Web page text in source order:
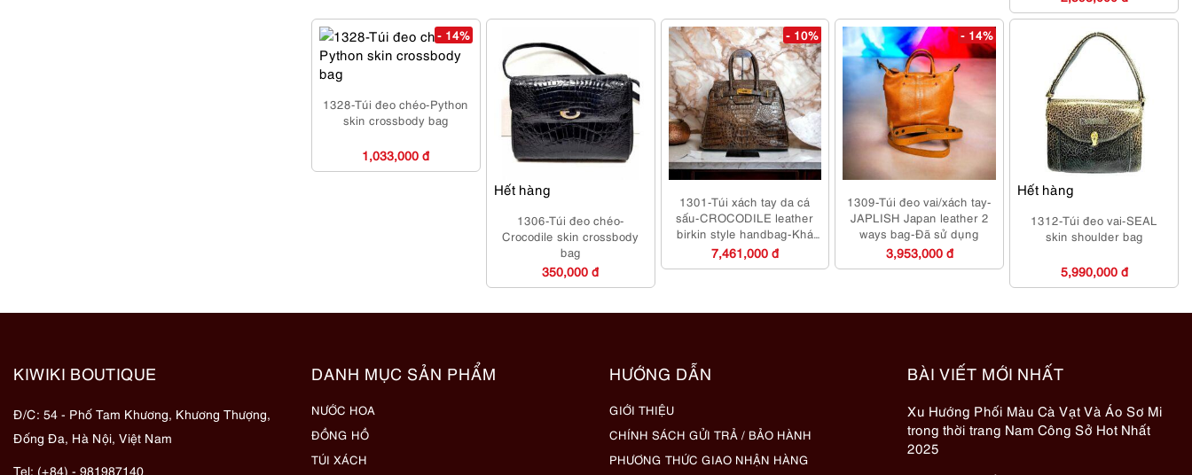
- 14%
1328-Túi đeo chéo-Python
skin crossbody bag
1,033,000 đ
Hết hàng
1306-Túi đeo chéo-
Crocodile skin crossbody
bag
350,000 đ
- 10%
1301-Túi xách tay da cá
sấu-CROCODILE leather
birkin style handbag-Khá
mới
7,461,000 đ
- 14%
1309-Túi đeo vai/xách tay-
JAPLISH Japan leather 2
ways bag-Đã sử dụng
3,953,000 đ
Hết hàng
1312-Túi đeo vai-SEAL
skin shoulder bag
5,990,000 đ
KIWIKI BOUTIQUE
Đ/C: 54 - Phố Tam Khương, Khương Thượng,
Đống Đa, Hà Nội, Việt Nam
Tel: (+84) - 981987140
DANH MỤC SẢN PHẨM
NƯỚC HOA
ĐỒNG HỒ
TÚI XÁCH
HƯỚNG DẪN
GIỚI THIỆU
CHÍNH SÁCH GỬI TRẢ / BẢO HÀNH
PHƯƠNG THỨC GIAO NHẬN HÀNG
BÀI VIẾT MỚI NHẤT
Xu Hướng Phối Màu Cà Vạt Và Áo Sơ Mi
trong thời trang Nam Công Sở Hot Nhất
2025